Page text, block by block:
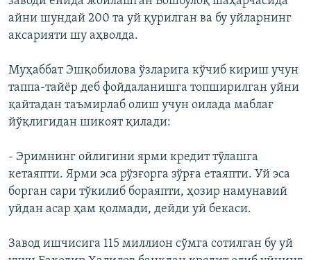
айни шундай 200 та уй қурилган ва бу уйларнинг
аксарияти шу аҳволда.
Муҳаббат Эшқобилова ўзларига кўчиб кириш учун
таппа-тайëр деб фойдаланишга топширилган уйни
қайтадан таъмирлаб олиш учун оилада маблағ
йўқлигидан шикоят қилади:
- Эримнинг ойлигини ярми кредит тўлашга
кетаяпти. Ярми эса рўзғорга зўрға етаяпти. Уй эса
борган сари тўкилиб бораяпти, ҳозир намунавий
уйдан асар ҳам қолмади, дейди уй бекаси.
Завод ишчисига 115 миллион сўмга сотилган бу уй